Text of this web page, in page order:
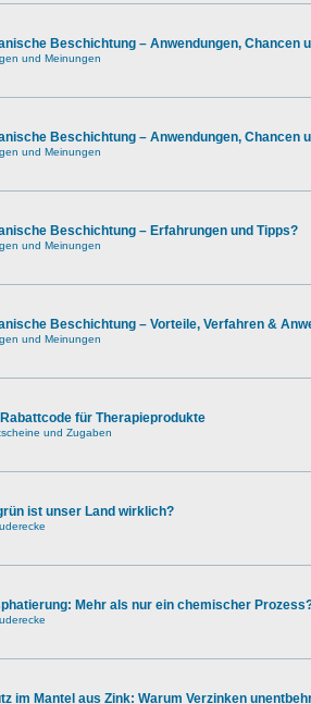
Beschichtung – Anwendungen, Chancen
und Meinungen
Beschichtung – Anwendungen, Chancen
und Meinungen
Beschichtung – Erfahrungen und Tipps?
und Meinungen
Beschichtung – Vorteile, Verfahren &
und Meinungen
für Therapieprodukte
und Zugaben
ist unser Land wirklich?
Mehr als nur ein chemischer
im Mantel aus Zink: Warum Verzinken